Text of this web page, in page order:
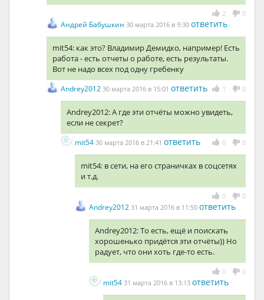
2 0
Андрей Бабушкин 30 марта 2016 в 9:30 ответить
mit54: как это? Владимир Демидко, например! Есть
работа - есть отчеты о работе, есть результаты.
Вот не надо всех под одну гребенку
1 0
Andrey2012 30 марта 2016 в 15:01 ответить
Andrey2012: А где эти отчёты можно увидеть,
если не секрет?
0 0
mit54 30 марта 2016 в 21:41 ответить
mit54: в сети, на его страничках в соцсетях
и т.д.
0 0
Andrey2012 31 марта 2016 в 11:50 ответить
Andrey2012: То есть, ещё и поискать
хорошенько придётся эти отчёты)) Но
радует, что они хоть где-то есть.
0 0
mit54 31 марта 2016 в 13:13 ответить